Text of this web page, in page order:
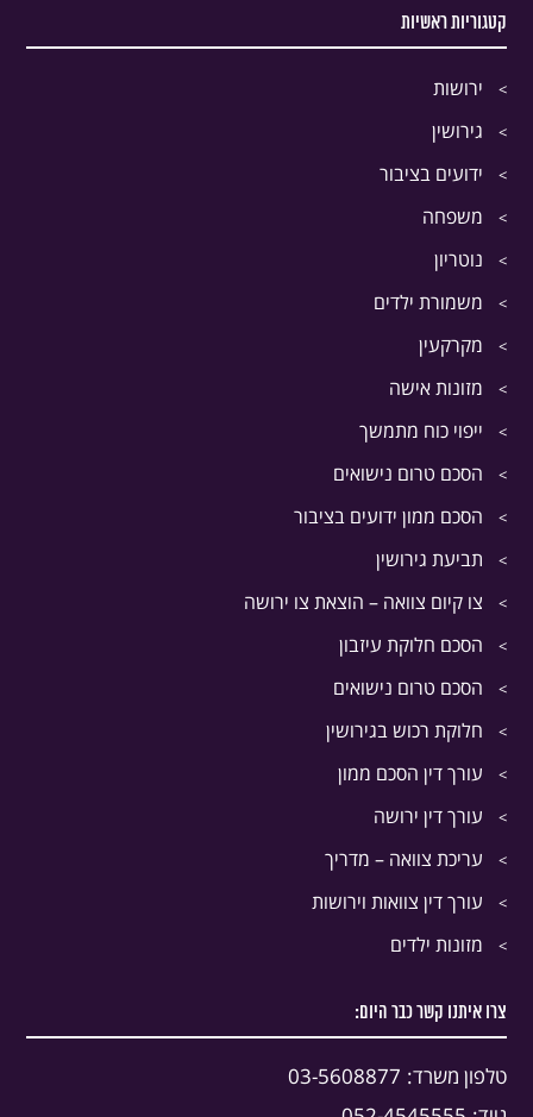
קטגוריות ראשיות
ירושות
גירושין
ידועים בציבור
משפחה
נוטריון
משמורת ילדים
מקרקעין
מזונות אישה
ייפוי כוח מתמשך
הסכם טרום נישואים
הסכם ממון ידועים בציבור
תביעת גירושין
צו קיום צוואה – הוצאת צו ירושה
הסכם חלוקת עיזבון
הסכם טרום נישואים
חלוקת רכוש בגירושין
עורך דין הסכם ממון
עורך דין ירושה
עריכת צוואה – מדריך
עורך דין צוואות וירושות
מזונות ילדים
צרו איתנו קשר כבר היום:
טלפון משרד: 03-5608877